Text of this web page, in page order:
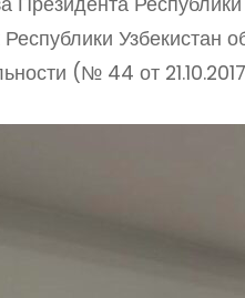
Узбекистан
(№ 44 от